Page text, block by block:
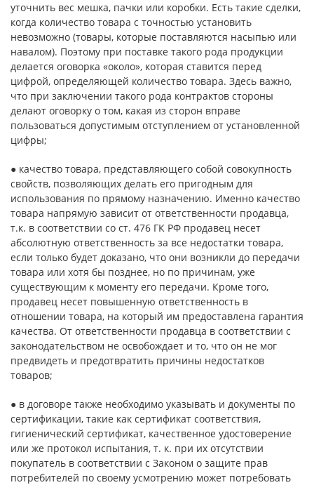
уточнить вес мешка, пачки или коробки. Есть такие сделки,
когда количество товара с точностью установить
невозможно (товары, которые поставляются насыпью или
навалом). Поэтому при поставке такого рода продукции
делается оговорка «около», которая ставится перед
цифрой, определяющей количество товара. Здесь важно,
что при заключении такого рода контрактов стороны
делают оговорку о том, какая из сторон вправе
пользоваться допустимым отступлением от установленной
цифры;
● качество товара, представляющего собой совокупность
свойств, позволяющих делать его пригодным для
использования по прямому назначению. Именно качество
товара напрямую зависит от ответственности продавца,
т.к. в соответствии со ст. 476 ГК РФ продавец несет
абсолютную ответственность за все недостатки товара,
если только будет доказано, что они возникли до передачи
товара или хотя бы позднее, но по причинам, уже
существующим к моменту его передачи. Кроме того,
продавец несет повышенную ответственность в
отношении товара, на который им предоставлена гарантия
качества. От ответственности продавца в соответствии с
законодательством не освобождает и то, что он не мог
предвидеть и предотвратить причины недостатков
товаров;
● в договоре также необходимо указывать и документы по
сертификации, такие как сертификат соответствия,
гигиенический сертификат, качественное удостоверение
или же протокол испытания, т. к. при их отсутствии
покупатель в соответствии с Законом о защите прав
потребителей по своему усмотрению может потребовать